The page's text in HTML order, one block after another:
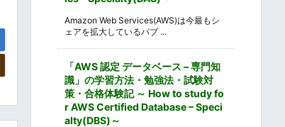
Amazon Web Services(AWS)は今最もシ
ェアを拡大しているパブ ...
「AWS 認定 データベース – 専門知
識」の学習方法・勉強法・試験対
策・合格体験記 ～ How to study fo
r AWS Certified Database – Speci
alty(DBS)～